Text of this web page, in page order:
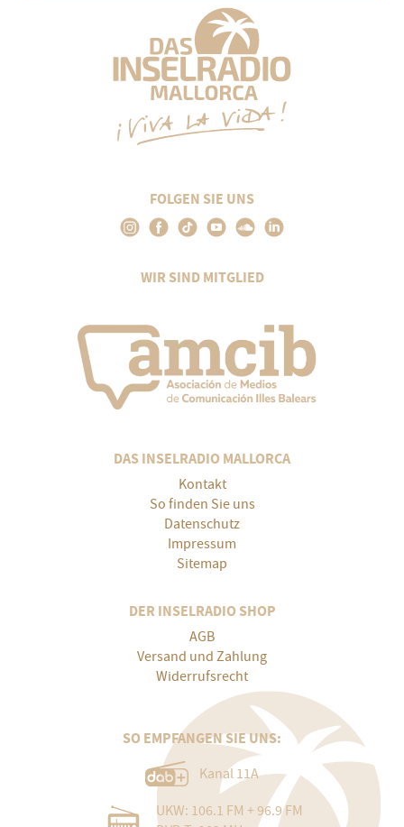
FOLGEN SIE UNS
WIR SIND MITGLIED
DAS INSELRADIO MALLORCA
Kontakt
So finden Sie uns
Datenschutz
Impressum
Sitemap
DER INSELRADIO SHOP
AGB
Versand und Zahlung
Widerrufsrecht
SO EMPFANGEN SIE UNS:
Kanal 11A
UKW: 106.1 FM + 96.9 FM